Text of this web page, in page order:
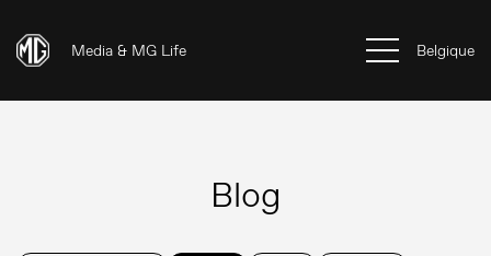
Media & MG Life Belgique
Blog